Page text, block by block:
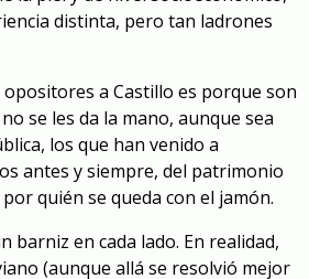
distinta, pero tan ladrones
a Castillo es porque son
se les da la mano, aunque sea
los que han venido a
antes y siempre, del patrimonio
quién se queda con el jamón.
barniz en cada lado. En realidad,
(aunque allá se resolvió mejor